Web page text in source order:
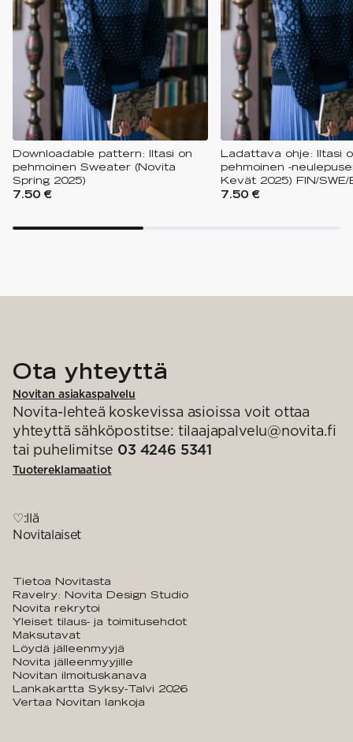
Downloadable pattern: Iltasi on
pehmoinen Sweater (Novita
Spring 2025)
7.50 €
Ladattava ohje: Iltasi
pehmoinen -
Kevät 2025) FIN/SWE/
7.50 €
Ota yhteyttä
Novitan asiakaspalvelu
Novita-lehteä koskevissa asioissa voit ottaa
yhteyttä sähköpostitse: tilaajapalvelu@novita.fi
tai puhelimitse 03 4246 5341
Tuotereklamaatiot
♡:llä
Novitalaiset
Tietoa Novitasta
Ravelry: Novita Design Studio
Novita rekrytoi
Yleiset tilaus- ja toimitusehdot
Maksutavat
Löydä jälleenmyyjä
Novita jälleenmyyjille
Novitan ilmoituskanava
Lankakartta Syksy-Talvi 2026
Vertaa Novitan lankoja